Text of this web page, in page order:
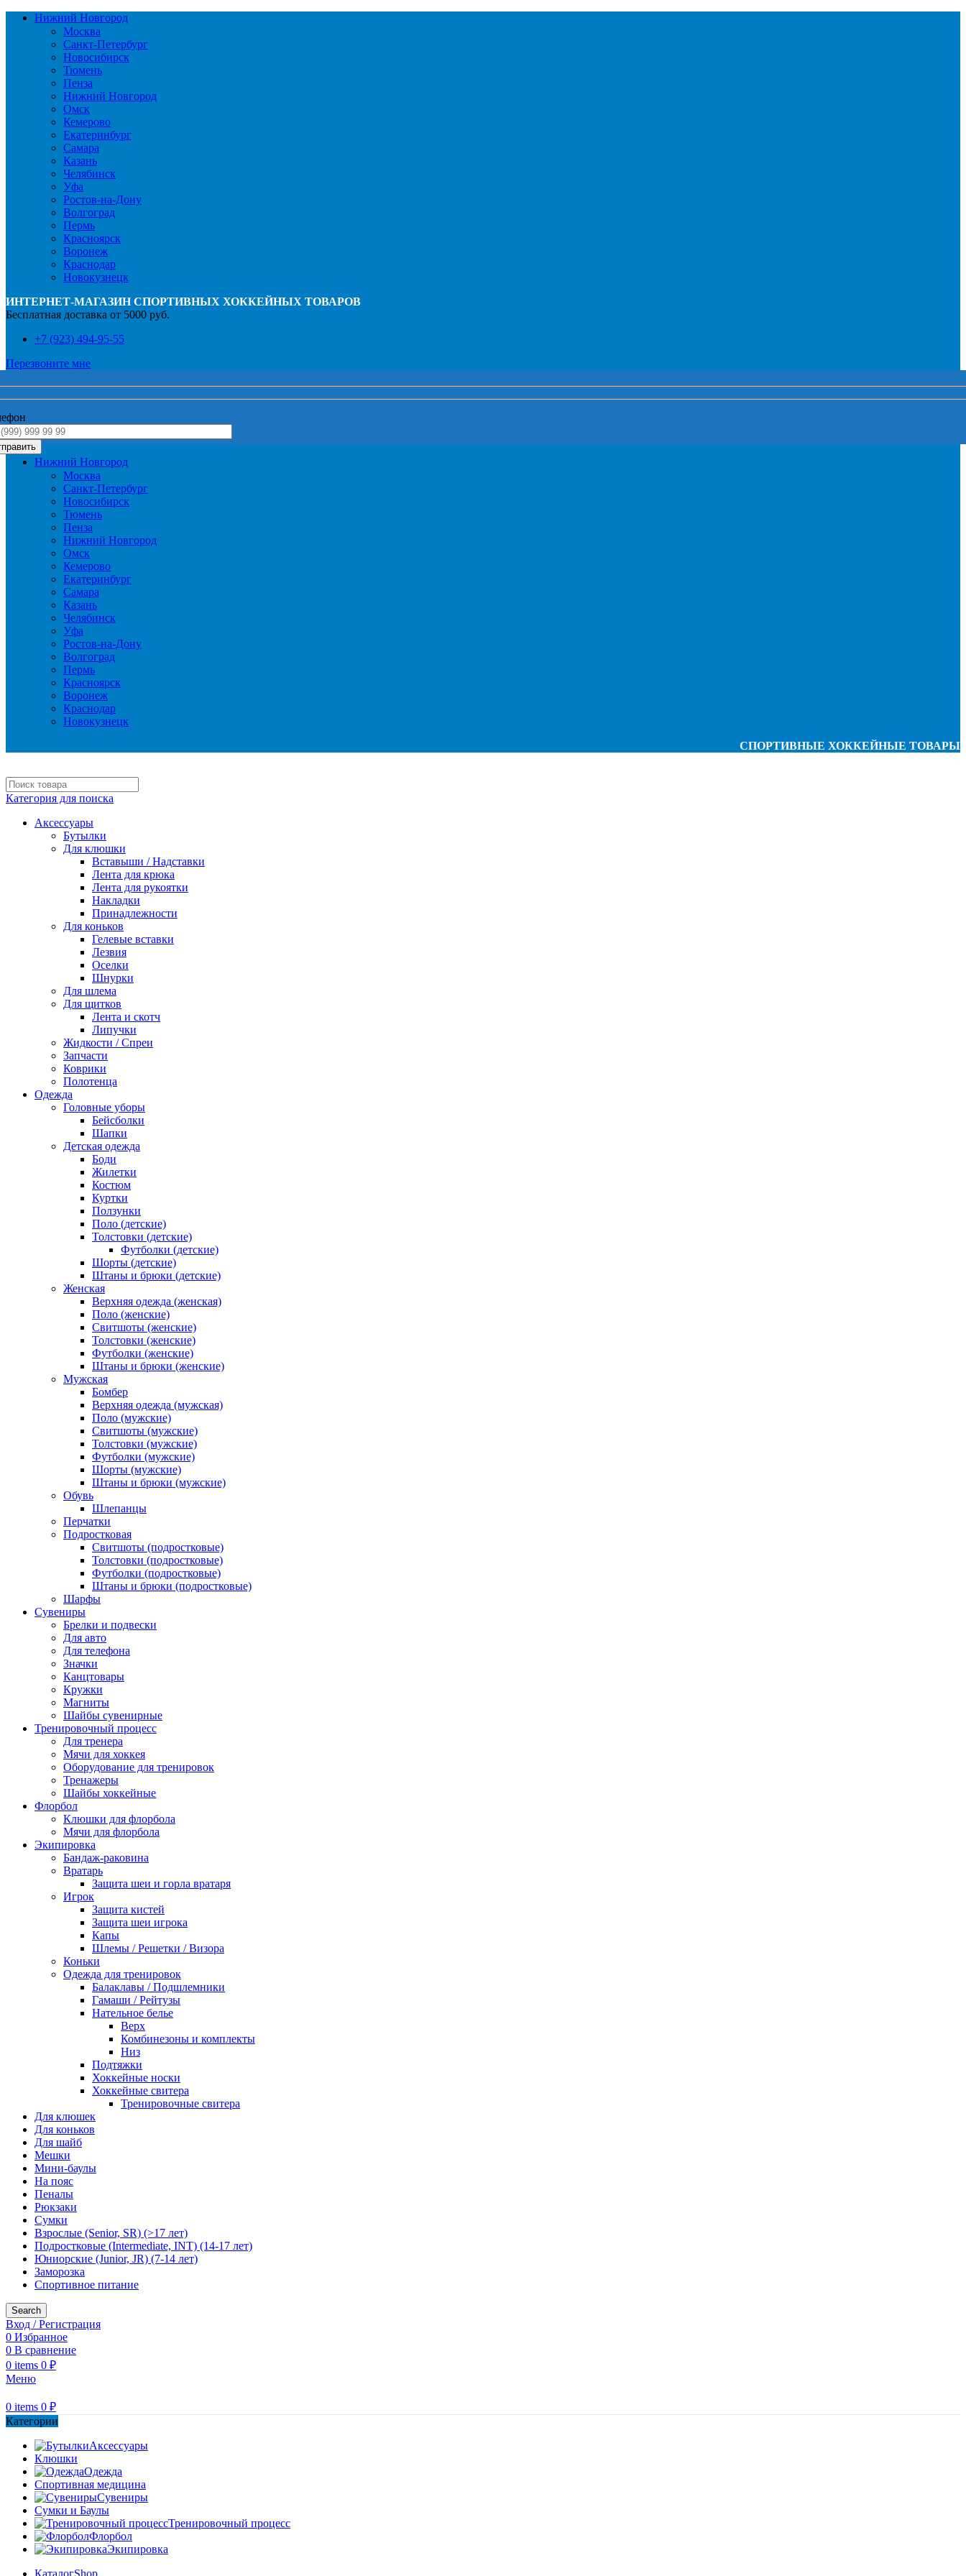
Нижний Новгород
Москва
Санкт-Петербург
Новосибирск
Тюмень
Пенза
Нижний Новгород
Омск
Кемерово
Екатеринбург
Самара
Казань
Челябинск
Уфа
Ростов-на-Дону
Волгоград
Пермь
Красноярск
Воронеж
Краснодар
Новокузнецк
ИНТЕРНЕТ-МАГАЗИН СПОРТИВНЫХ ХОККЕЙНЫХ ТОВАРОВ
Бесплатная доставка от 5000 руб.
+7 (923) 494-95-55
Перезвоните мне
Нижний Новгород
Москва
Санкт-Петербург
Новосибирск
Тюмень
Пенза
Нижний Новгород
Омск
Кемерово
Екатеринбург
Самара
Казань
Челябинск
Уфа
Ростов-на-Дону
Волгоград
Пермь
Красноярск
Воронеж
Краснодар
Новокузнецк
СПОРТИВНЫЕ ХОККЕЙНЫЕ ТОВАРЫ
Категория для поиска
Аксессуары
Бутылки
Для клюшки
Вставыши / Надставки
Лента для крюка
Лента для рукоятки
Накладки
Принадлежности
Для коньков
Гелевые вставки
Лезвия
Оселки
Шнурки
Для шлема
Для щитков
Лента и скотч
Липучки
Жидкости / Спреи
Запчасти
Коврики
Полотенца
Одежда
Головные уборы
Бейсболки
Шапки
Детская одежда
Боди
Жилетки
Костюм
Куртки
Ползунки
Поло (детские)
Толстовки (детские)
Футболки (детские)
Шорты (детские)
Штаны и брюки (детские)
Женская
Верхняя одежда (женская)
Поло (женские)
Свитшоты (женские)
Толстовки (женские)
Футболки (женские)
Штаны и брюки (женские)
Мужская
Бомбер
Верхняя одежда (мужская)
Поло (мужские)
Свитшоты (мужские)
Толстовки (мужские)
Футболки (мужские)
Шорты (мужские)
Штаны и брюки (мужские)
Обувь
Шлепанцы
Перчатки
Подростковая
Свитшоты (подростковые)
Толстовки (подростковые)
Футболки (подростковые)
Штаны и брюки (подростковые)
Шарфы
Сувениры
Брелки и подвески
Для авто
Для телефона
Значки
Канцтовары
Кружки
Магниты
Шайбы сувенирные
Тренировочный процесс
Для тренера
Мячи для хоккея
Оборудование для тренировок
Тренажеры
Шайбы хоккейные
Флорбол
Клюшки для флорбола
Мячи для флорбола
Экипировка
Бандаж-раковина
Вратарь
Защита шеи и горла вратаря
Игрок
Защита кистей
Защита шеи игрока
Капы
Шлемы / Решетки / Визора
Коньки
Одежда для тренировок
Балаклавы / Подшлемники
Гамаши / Рейтузы
Нательное белье
Верх
Комбинезоны и комплекты
Низ
Подтяжки
Хоккейные носки
Хоккейные свитера
Тренировочные свитера
Для клюшек
Для коньков
Для шайб
Мешки
Мини-баулы
На пояс
Пеналы
Рюкзаки
Сумки
Взрослые (Senior, SR) (>17 лет)
Подростковые (Intermediate, INT) (14-17 лет)
Юниорские (Junior, JR) (7-14 лет)
Заморозка
Спортивное питание
Search
Вход / Регистрация
0 Избранное
0 В сравнение
0 items 0 ₽
Меню
0 items 0 ₽
Категории
Аксессуары
Клюшки
Одежда
Спортивная медицина
Сувениры
Сумки и Баулы
Тренировочный процесс
Флорбол
Экипировка
КаталогShop